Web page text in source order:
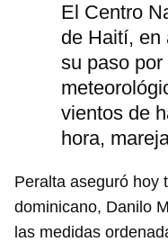
El Centro
de Haití, en
su paso
vientos de
hora,
Peralta aseguró hoy
dominicano, Danilo
las medidas